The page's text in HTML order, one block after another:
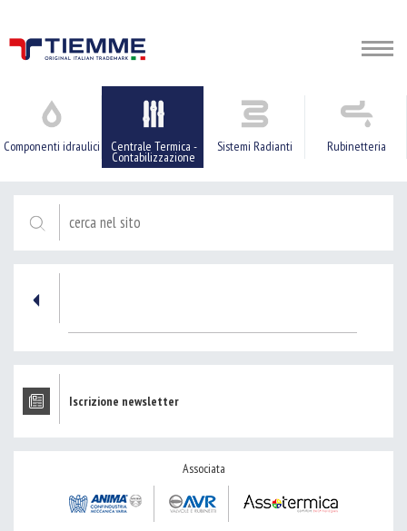
Componenti idraulici Centrale Termica -
Contabilizzazione
Sistemi Radianti Rubinetteria
Iscrizione newsletter
Associata